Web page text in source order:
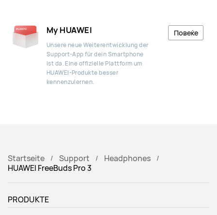
My HUAWEI
Unsere neue Weiterentwicklung der
Support-App für dein Smartphone
ist da. Eine offizielle Plattform um
HUAWEI-Produkte besser
kennenzulernen.
Повеќе
Startseite Support
Headphones
HUAWEI FreeBuds Pro 3
PRODUKTE